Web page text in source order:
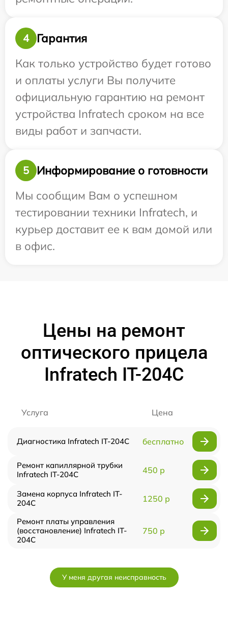
4
Гарантия
Как только устройство будет готово
и оплаты услуги Вы получите
официальную гарантию на ремонт
устройства Infratech сроком на все
виды работ и запчасти.
5
Информирование о готовности
Мы сообщим Вам о успешном
тестировании техники Infratech, и
курьер доставит ее к вам домой или
в офис.
Цены на ремонт
оптического прицела
Infratech IT-204C
Услуга Цена
Диагностика Infratech IT-204C бесплатно
Ремонт капиллярной трубки
Infratech IT-204C
450 р
Замена корпуса Infratech IT-
204C
1250 р
Ремонт платы управления
(восстановление) Infratech IT-
204C
750 р
У меня другая неисправность